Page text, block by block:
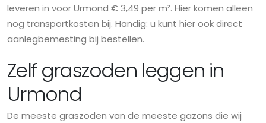
leveren in voor Urmond € 3,49 per m². Hier komen alleen
nog transportkosten bij. Handig: u kunt hier ook direct
aanlegbemesting bij bestellen.
Zelf graszoden leggen in
Urmond
De meeste graszoden van de meeste gazons die wij